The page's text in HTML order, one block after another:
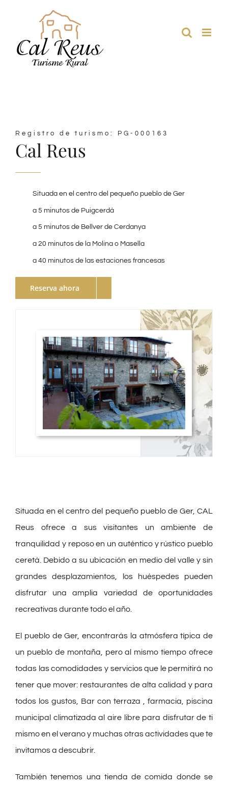
contenido
Registro de turismo: PG-000163
Cal Reus
Situada en el centro del pequeño pueblo de Ger
a 5 minutos de Puigcerdà
a 5 minutos de Bellver de Cerdanya
a 20 minutos de la Molina o Masella
a 40 minutos de las estaciones francesas
Reserva ahora
Situada en el centro del pequeño pueblo de Ger, CAL
Reus ofrece a sus visitantes un ambiente de
tranquilidad y reposo en un auténtico y rústico pueblo
ceretà. Debido a su ubicación en medio del valle y sin
grandes desplazamientos, los huéspedes pueden
disfrutar una amplia variedad de oportunidades
recreativas durante todo el año.
El pueblo de Ger, encontrarás la atmósfera típica de
un pueblo de montaña, pero al mismo tiempo ofrece
todas las comodidades y servicios que le permitirá no
tener que mover: restaurantes de alta calidad y para
todos los gustos, Bar con terraza , farmacia, piscina
municipal climatizada al aire libre para disfrutar de ti
mismo en el verano y muchas otras actividades que te
invitamos a descubrir.
También tenemos una tienda de comida donde se